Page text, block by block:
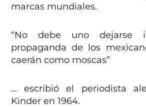
marcas mundiales.
“No debe uno dejarse
propaganda de los
caerán como moscas”
… escribió el periodista
Kinder en 1964.